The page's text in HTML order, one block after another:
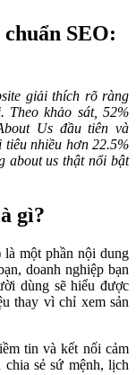
SEO:
giải thích rõ ràng
khảo sát, 52%
Us đầu tiên và
tiêu nhiều hơn 22.5%
about us thật nổi bật
gì?
một phần nội dung
doanh nghiệp bạn
dùng sẽ hiểu được
thay vì chỉ xem sản
tin và kết nối cảm
sẻ sứ mệnh, lịch